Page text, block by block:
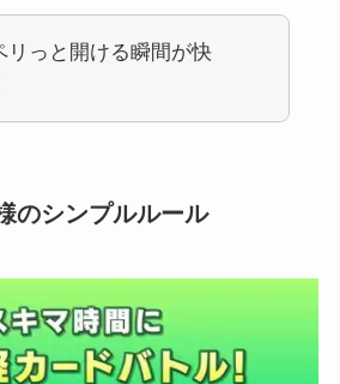
リっと開ける瞬間が快
のシンプルルール